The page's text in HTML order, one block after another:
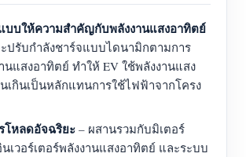
บบให้ความสำคัญกับพลังงานแสงอาทิตย์
ะปรับกำลังชาร์จแบบไดนามิกตามการ
นแสงอาทิตย์ ทำให้ EV ใช้พลังงานแสง
เกินเป็นหลักแทนการใช้ไฟฟ้าจากโครง
โหลดอัจฉริยะ – ผสานรวมกับมิเตอร์
เวอร์เตอร์พลังงานแสงอาทิตย์ และระบบ